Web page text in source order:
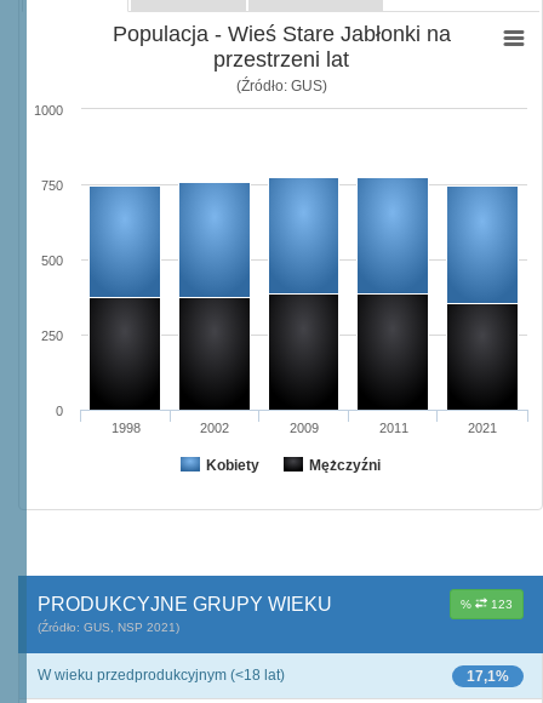
Populacja - Wieś Stare Jabłonki na
przestrzeni lat
(Źródło: GUS)
Kobiety Mężczyźni
1998 2002 2009 2011 2021
0
250
500
750
1000
% 123
PRODUKCYJNE GRUPY WIEKU
(Źródło: GUS, NSP 2021)
17,1%
W wieku przedprodukcyjnym (<18 lat)